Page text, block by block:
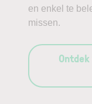
en enkel te
missen.